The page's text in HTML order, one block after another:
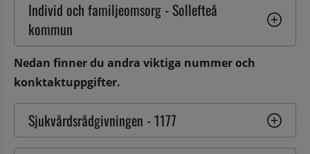
Individ och familjeomsorg - Sollefteå
kommun
Nedan finner du andra viktiga nummer och
konktaktuppgifter.
Sjukvårdsrådgivningen - 1177